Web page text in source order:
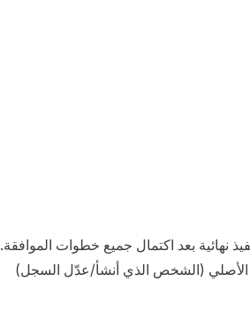
نهائية بعد اكتمال جميع خطوات الموافقة.
الأصلي (الشخص الذي أنشأ/عدّل السجل)